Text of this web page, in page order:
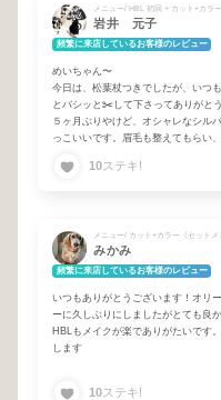
岩井 元子
頻繁に来店しているお客様のレビュー
めいちゃん〜
今日は、松葉杖つきでしたが、いつ
とバシッと✂️して下さってありがと
５ヶ月ぶりやけど、オシャレなシル
っこいいです。眉毛も整えてもらい、
して帰って来ました。またお願いしま
10ステキ!
メニュー/ カット+カラー《セットメ
みかみ
頻繁に来店しているお客様のレビュー
いつもありがとうございます！オリ
ーに久しぶりにしましたがとても良
HBLもメイクが楽でありがたいです
します
10ステキ!